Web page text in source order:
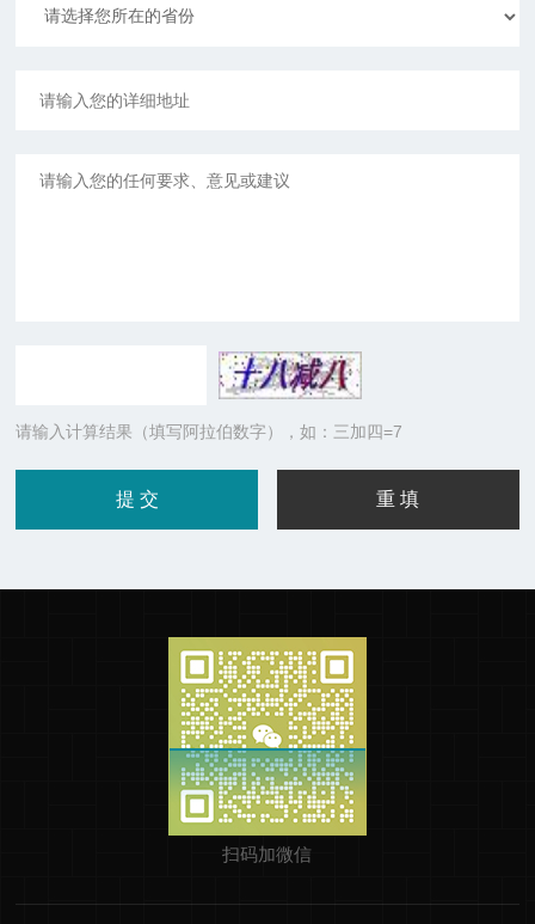
请输入计算结果（填写阿拉伯数字），如：三加四=7
扫码加微信